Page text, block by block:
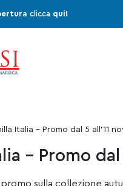
clicca qui!
Italia – Promo dal 5 all’11
– Promo dal
sulla collezione